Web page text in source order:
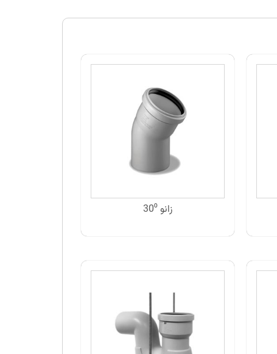
زانو 30⁰